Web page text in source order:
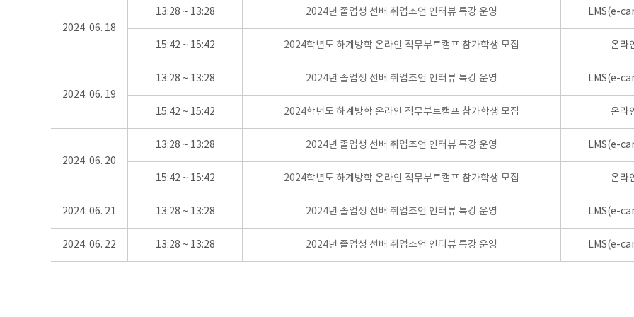
2024. 06. 18
13:28 ~ 13:28 2024년 졸업생 선배 취업조언 인터뷰 특강 운영 LMS(e-
15:42 ~ 15:42 2024학년도 하계방학 온라인 직무부트캠프 참가학생 모집 온라
2024. 06. 19
13:28 ~ 13:28 2024년 졸업생 선배 취업조언 인터뷰 특강 운영 LMS(e-
15:42 ~ 15:42 2024학년도 하계방학 온라인 직무부트캠프 참가학생 모집 온라
2024. 06. 20
13:28 ~ 13:28 2024년 졸업생 선배 취업조언 인터뷰 특강 운영 LMS(e-
15:42 ~ 15:42 2024학년도 하계방학 온라인 직무부트캠프 참가학생 모집 온라
2024. 06. 21 13:28 ~ 13:28 2024년 졸업생 선배 취업조언 인터뷰 특강 운영 LMS(e-
2024. 06. 22 13:28 ~ 13:28 2024년 졸업생 선배 취업조언 인터뷰 특강 운영 LMS(e-